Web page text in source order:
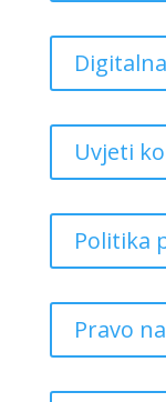
Uvjeti
Politika
Pravo